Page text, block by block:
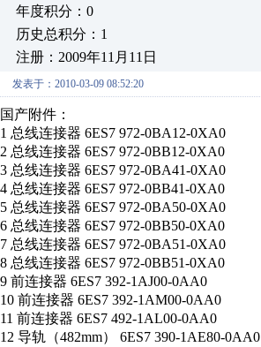
年度积分：0
历史总积分：1
注册：2009年11月11日
发表于：2010-03-09 08:52:20
国产附件：
1 总线连接器 6ES7 972-0BA12-0XA0
2 总线连接器 6ES7 972-0BB12-0XA0
3 总线连接器 6ES7 972-0BA41-0XA0
4 总线连接器 6ES7 972-0BB41-0XA0
5 总线连接器 6ES7 972-0BA50-0XA0
6 总线连接器 6ES7 972-0BB50-0XA0
7 总线连接器 6ES7 972-0BA51-0XA0
8 总线连接器 6ES7 972-0BB51-0XA0
9 前连接器 6ES7 392-1AJ00-0AA0
10 前连接器 6ES7 392-1AM00-0AA0
11 前连接器 6ES7 492-1AL00-0AA0
12 导轨（482mm） 6ES7 390-1AE80-0AA0